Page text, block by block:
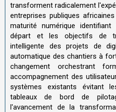
transforment radicalement
entreprises publiques
maturité numérique
départ et les objectifs de
intelligente des projets de
automatique des chantiers à
changement orchestrant
accompagnement des
systèmes existants évitant
tableaux de bord de
l'avancement de la